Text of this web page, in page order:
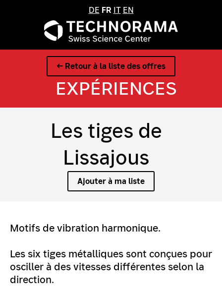
DE FR IT EN
← Retour à la liste des offres
EXPÉRIENCES
Les tiges de
Lissajous
Ajouter à ma liste
Motifs de vibration harmonique.
Les six tiges métalliques sont conçues pour
osciller à des vitesses différentes selon la
direction.